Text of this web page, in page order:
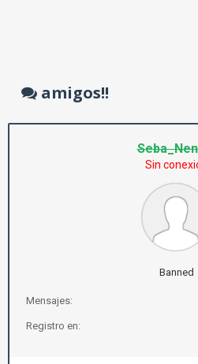
amigos!!
Sin
Banned
Mensajes:
Registro en: